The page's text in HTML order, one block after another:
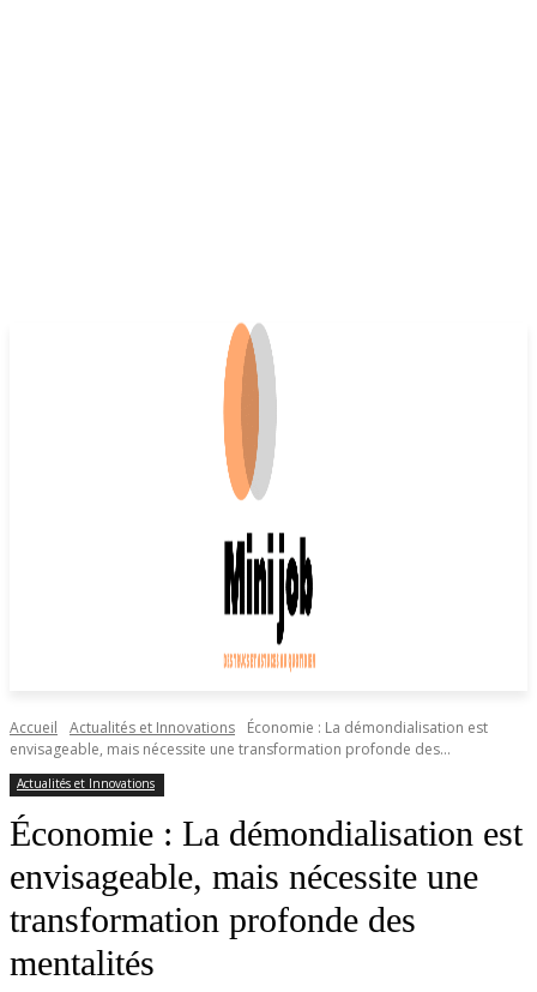
Accueil Actualités et Innovations
Économie : La démondialisation est
envisageable, mais nécessite une transformation profonde des...
Actualités et Innovations
Économie : La démondialisation est
envisageable, mais nécessite une
transformation profonde des
mentalités